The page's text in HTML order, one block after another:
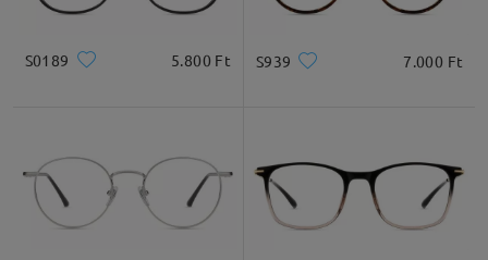
S0189 5.800 Ft S939 7.000 Ft